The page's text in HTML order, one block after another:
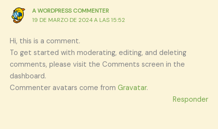
A WORDPRESS COMMENTER
19 DE MARZO DE 2024 A LAS 15:52
Hi, this is a comment.
To get started with moderating, editing, and deleting
comments, please visit the Comments screen in the
dashboard.
Commenter avatars come from Gravatar.
Responder